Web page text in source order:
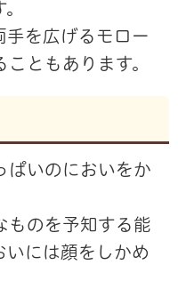
手を広げるモロー
ともあります。
ぱいのにおいをか
ものを予知する能
いには顔をしかめ